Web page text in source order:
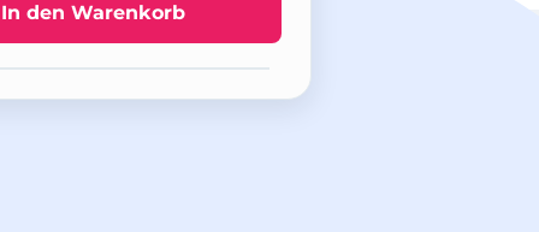
In den Warenkorb